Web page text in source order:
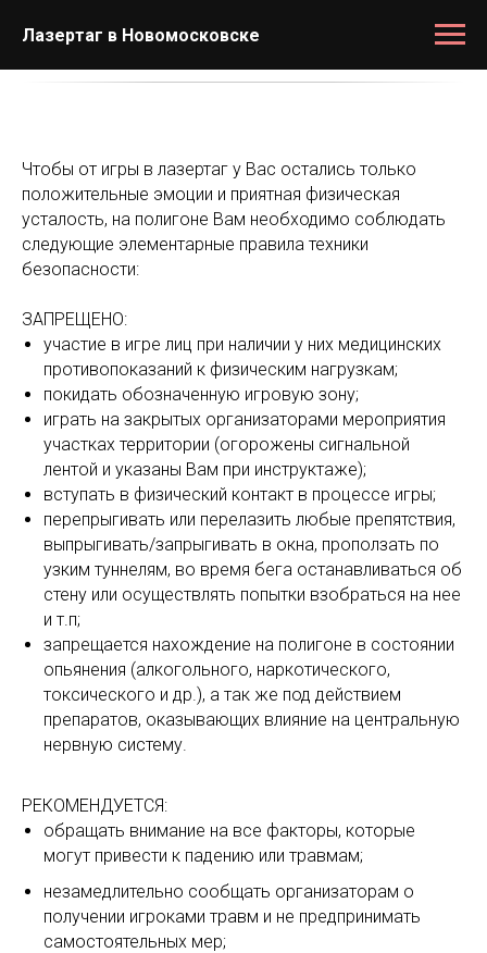
Лазертаг в Новомосковске
Чтобы от игры в лазертаг у Вас остались только
положительные эмоции и приятная физическая
усталость, на полигоне Вам необходимо соблюдать
следующие элементарные правила техники
безопасности:
ЗАПРЕЩЕНО:
участие в игре лиц при наличии у них медицинских
противопоказаний к физическим нагрузкам;
покидать обозначенную игровую зону;
играть на закрытых организаторами мероприятия
участках территории (огорожены сигнальной
лентой и указаны Вам при инструктаже);
вступать в физический контакт в процессе игры;
перепрыгивать или перелазить любые препятствия,
выпрыгивать/запрыгивать в окна, проползать по
узким туннелям, во время бега останавливаться об
стену или осуществлять попытки взобраться на нее
и т.п;
запрещается нахождение на полигоне в состоянии
опьянения (алкогольного, наркотического,
токсического и др.), а так же под действием
препаратов, оказывающих влияние на центральную
нервную систему.
РЕКОМЕНДУЕТСЯ:
обращать внимание на все факторы, которые
могут привести к падению или травмам;
незамедлительно сообщать организаторам о
получении игроками травм и не предпринимать
самостоятельных мер;